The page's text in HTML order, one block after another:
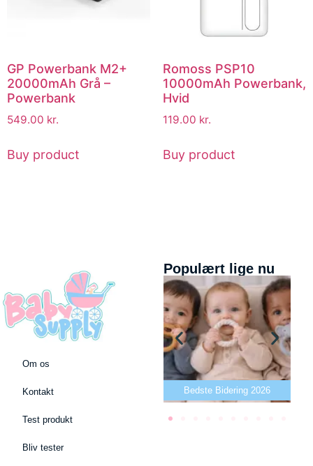
GP Powerbank M2+
20000mAh Grå –
Powerbank
549.00 kr.
Buy product
Romoss PSP10
10000mAh Powerbank,
Hvid
119.00 kr.
Buy product
Om os
Kontakt
Test produkt
Bliv tester
Populært lige nu
Bedste puslepude 2026 Bedste Bidering 2026